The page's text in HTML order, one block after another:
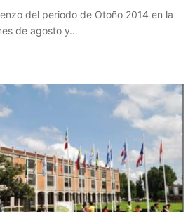
del periodo de Otoño 2014 en la
de agosto y…